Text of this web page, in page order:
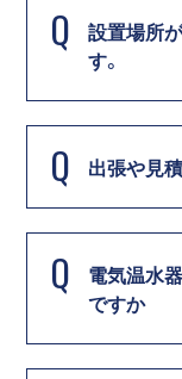
Q
設置場所
す。
Q 出張や見
Q
電気温水
ですか